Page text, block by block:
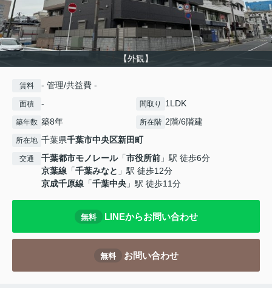
【外観】
賃料 - 管理/共益費 -
面積 - 間取り 1LDK
築年数 築8年 所在階 2階/6階建
所在地 千葉県千葉市中央区新田町
交通 千葉都市モノレール「市役所前 」駅 徒歩6分
京葉線 「千葉みなと 」駅 徒歩12分
京成千原線 「千葉中央 」駅 徒歩11分
無料 LINEからお問い合わせ
無料 お問い合わせ